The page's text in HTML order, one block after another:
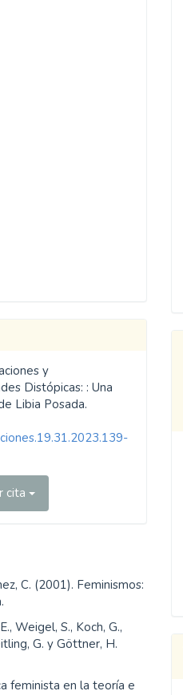
y
Distópicas: : Una
Libia Posada.
cita
C. (2001). Feminismos:
Weigel, S., Koch, G.,
G. y Göttner, H.
feminista en la teoría e